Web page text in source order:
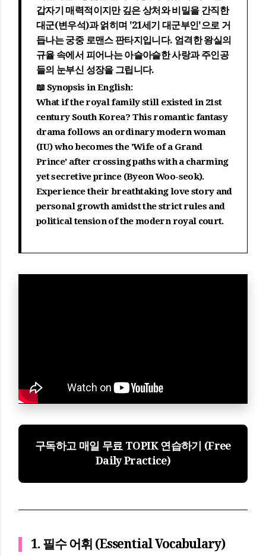
갑자기 매력적이지만 깊은 상처와 비밀을 간직한
대군(변우석)과 얽히며 '21세기 대군부인'으로 거
듭나는 궁중 로맨스 판타지입니다. 엄격한 왕실의
규율 속에서 피어나는 아슬아슬한 사랑과 주인공
들의 눈부신 성장을 그립니다.
📖 Synopsis in English:
What if the royal family still existed in 21st
century South Korea? This romantic fantasy
drama follows an ordinary modern woman
(IU) who becomes the 'Wife of a Grand
Prince' after crossing paths with a charming
yet secretive prince (Byeon Woo-seok).
Experience their breathtaking love story and
personal growth amidst the strict rules and
political tension of the modern royal court.
구독하고 매일 무료 TOPIK 연습하기 (Free
Daily Practice)
1. 필수 어휘 (Essential Vocabulary)